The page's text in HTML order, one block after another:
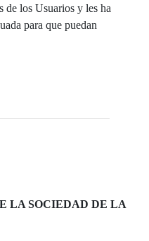
de los Usuarios y les ha
para que puedan
LA SOCIEDAD DE LA